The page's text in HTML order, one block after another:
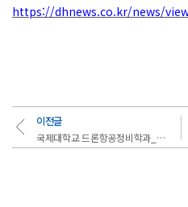
https://dhnews.co.kr/news/
이전글
국제대학교 드론항공정비학과_한국폴리텍대학 남인천캠퍼스 MOU체결